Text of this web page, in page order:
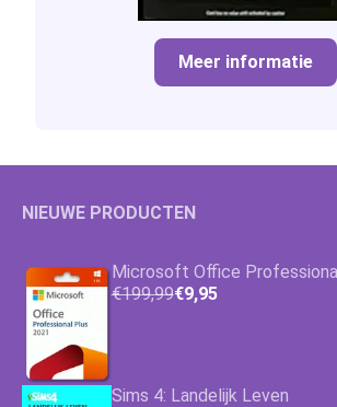
Meer informatie
NIEUWE PRODUCTEN
Microsoft Office
€199,99€9,95
Sims 4: Landelijk Leven